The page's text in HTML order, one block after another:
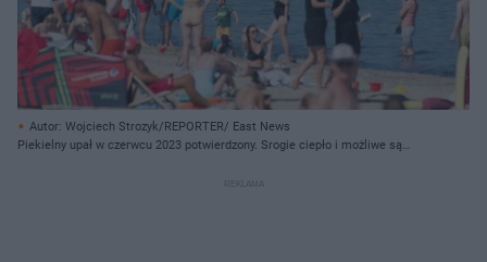
Autor: Wojciech Strozyk/REPORTER/ East News
Piekielny upał w czerwcu 2023 potwierdzony. Srogie ciepło i możliwe są